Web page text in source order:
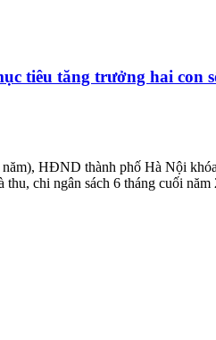
tiêu tăng trưởng hai con
HĐND thành phố Hà Nội
chi ngân sách 6 tháng cuối năm